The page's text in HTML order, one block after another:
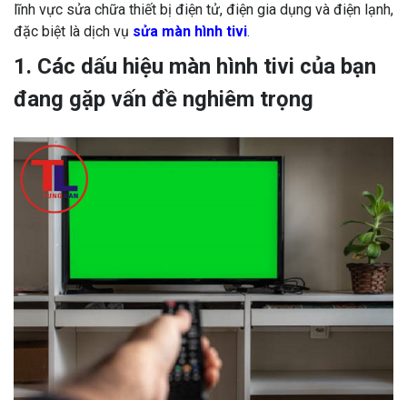
lĩnh vực sửa chữa thiết bị điện tử, điện gia dụng và điện lạnh,
đặc biệt là dịch vụ sửa màn hình tivi.
1. Các dấu hiệu màn hình tivi của bạn
đang gặp vấn đề nghiêm trọng